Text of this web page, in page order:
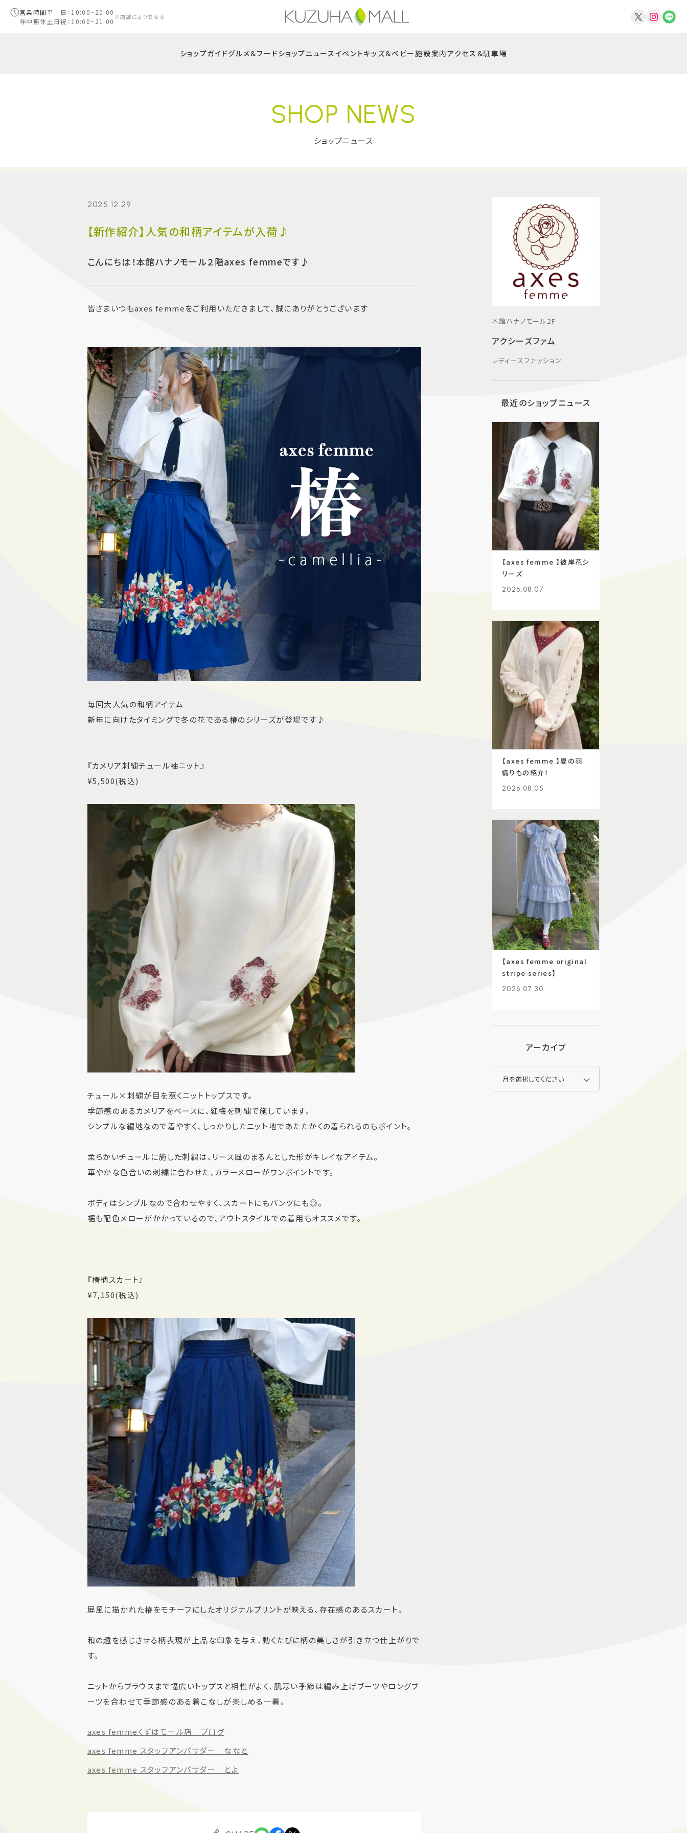
営業時間平 日：10:00~20:00
年中無休土日祝：10:00~21:00 ※店舗により異なる
ショップガイドグルメ＆フードショップニュース イベントキッズ＆ベビー施設案内アクセス＆駐車場
SHOP NEWS
ショップニュース
本館ハナノモール2F
アクシーズファム
レディースファッション
2025.12.29
【新作紹介】人気の和柄アイテムが入荷♪
こんにちは！本館ハナノモール２階axes femmeです♪
皆さまいつもaxes femmeをご利用いただきまして、誠にありがとうございます
毎回大人気の和柄アイテム
新年に向けたタイミングで冬の花である椿のシリーズが登場です♪
『カメリア刺繍チュール袖ニット』
¥5,500(税込)
チュール×刺繍が目を惹くニットトップスです。
季節感のあるカメリアをベースに、紅梅を刺繍で施しています。
シンプルな編地なので着やすく、しっかりしたニット地であたたかくの着られるのもポイント。
柔らかいチュールに施した刺繍は、リース風のまるんとした形がキレイなアイテム。
華やかな色合いの刺繍に合わせた、カラーメローがワンポイントです。
ボディはシンプルなので合わせやすく、スカートにもパンツにも◎。
裾も配色メローがかかっているので、アウトスタイルでの着用もオススメです。
『椿柄スカート』
¥7,150(税込)
屏風に描かれた椿をモチーフにしたオリジナルプリントが映える、存在感のあるスカート。
和の趣を感じさせる柄表現が上品な印象を与え、動くたびに柄の美しさが引き立つ仕上がりで
す。
ニットからブラウスまで幅広いトップスと相性がよく、肌寒い季節は編み上げブーツやロングブ
ーツを合わせて季節感のある着こなしが楽しめる一着。
axes femmeくずはモール店 ブログ
axes femme スタッフアンバサダー ななと
axes femme スタッフアンバサダー とよ
最近のショップニュース
【axes femme 】彼岸花シ
リーズ
2026.08.07
【axes femme 】夏の羽
織りもの紹介！
2026.08.05
【axes femme original
stripe series】
2026.07.30
アーカイブ